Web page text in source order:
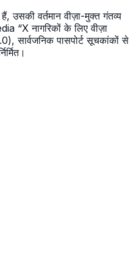
उसकी वर्तमान वीज़ा-मुक्त गंतव्य
“X नागरिकों के लिए वीज़ा
सार्वजनिक पासपोर्ट सूचकांकों से